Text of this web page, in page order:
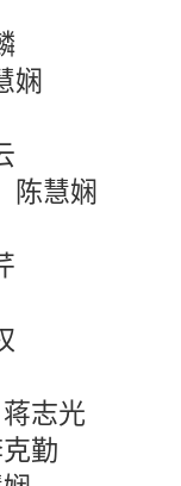
娴
陈慧娴
志光
勤